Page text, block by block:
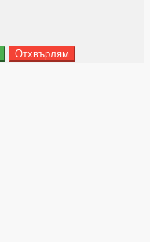
Отхвърлям